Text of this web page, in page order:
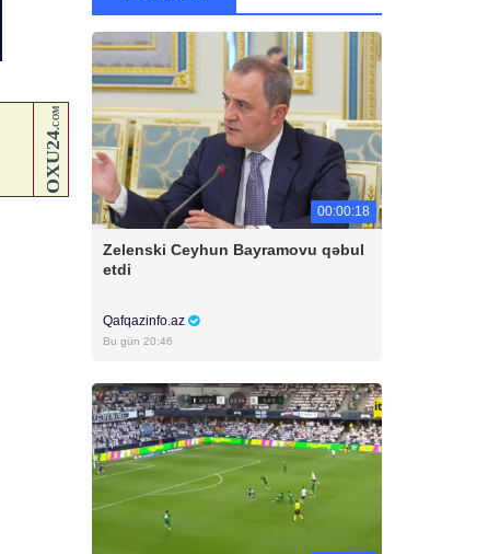
00:00:18
Zelenski Ceyhun Bayramovu qəbul
etdi
Qafqazinfo.az
Bu gün 20:46